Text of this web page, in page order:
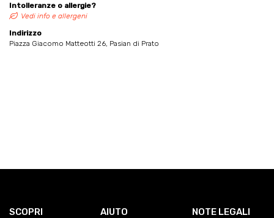
Intolleranze o allergie?
Vedi info e allergeni
Indirizzo
Piazza Giacomo Matteotti 26, Pasian di Prato
SCOPRI AIUTO NOTE LEGALI